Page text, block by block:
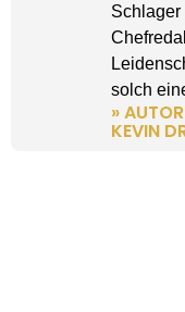
Schlager
solch
»
KEVIN